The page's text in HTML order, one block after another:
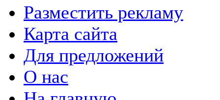
Разместить рекламу
Карта сайта
Для предложений
О нас